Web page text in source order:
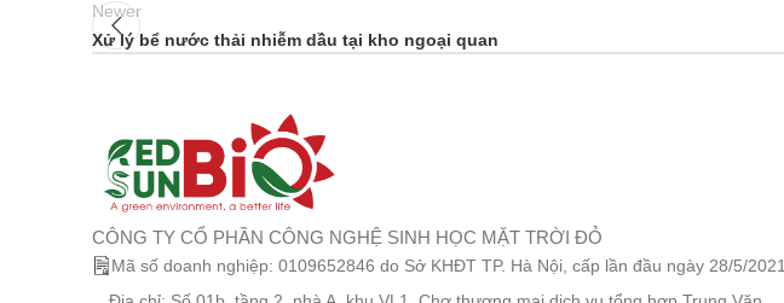
Newer
Xử lý bể nước thải nhiễm dầu tại kho ngoại quan
CÔNG TY CỔ PHẦN CÔNG NGHỆ SINH HỌC MẶT TRỜI ĐỎ
Mã số doanh nghiệp: 0109652846 do Sở KHĐT TP. Hà Nội, cấp lần đầu ngày 28/5/2021.